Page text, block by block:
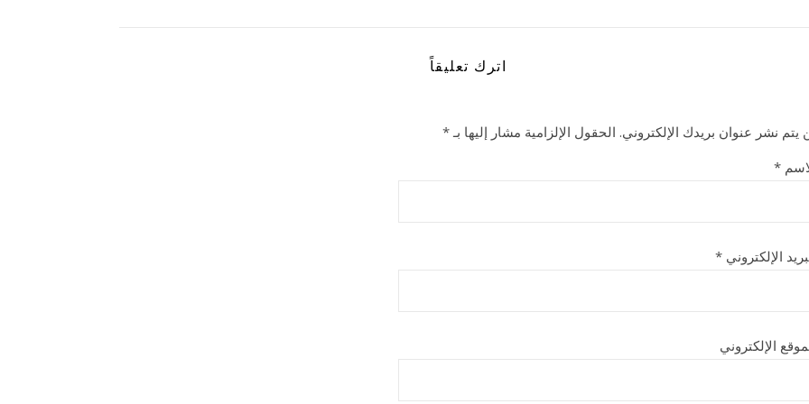
اترك تعليقاً
يتم نشر عنوان بريدك الإلكتروني. الحقول الإلزامية مشار إليها بـ*
*
الإلكتروني *
الإلكتروني